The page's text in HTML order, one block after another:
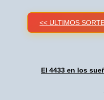
<< ULTIMOS
El 4433 en los